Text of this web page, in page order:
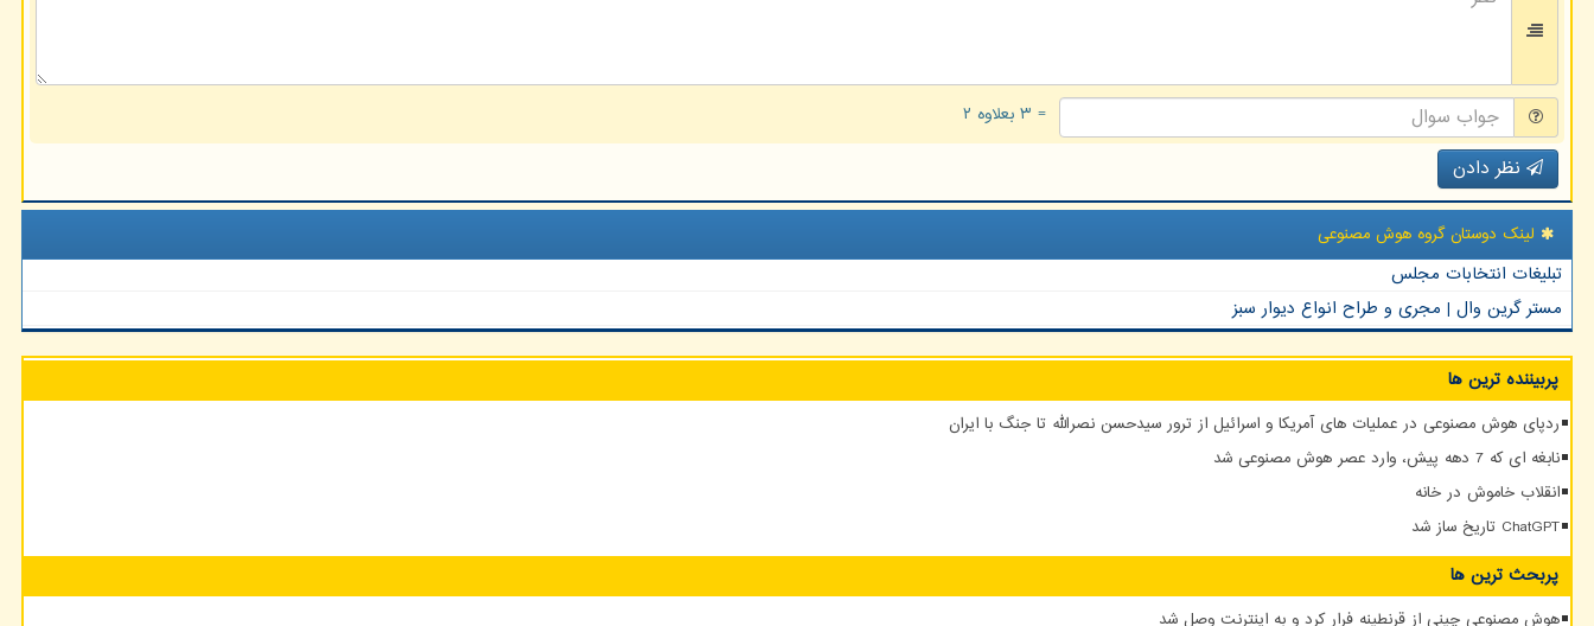
= ۳ بعلاوه ۲
نظر دادن
لینک دوستان گروه هوش مصنوعی
تبلیغات انتخابات مجلس
مستر گرین وال | مجری و طراح انواع دیوار سبز
پربیننده ترین ها
ردپای هوش مصنوعی در عملیات های آمریکا و اسرائیل از ترور سیدحسن نصرالله تا جنگ با ایران
نابغه ای که 7 دهه پیش، وارد عصر هوش مصنوعی شد
انقلاب خاموش در خانه
ChatGPT تاریخ ساز شد
پربحث ترین ها
هوش مصنوعی چینی از قرنطینه فرار کرد و به اینترنت وصل شد